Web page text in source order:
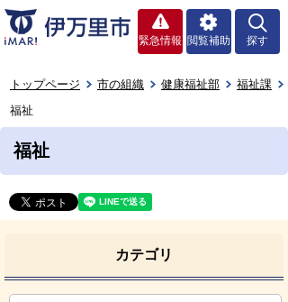
緊急情報 閲覧補助 探す
トップページ 市の組織 健康福祉部
福祉課
福祉
福祉
カテゴリ